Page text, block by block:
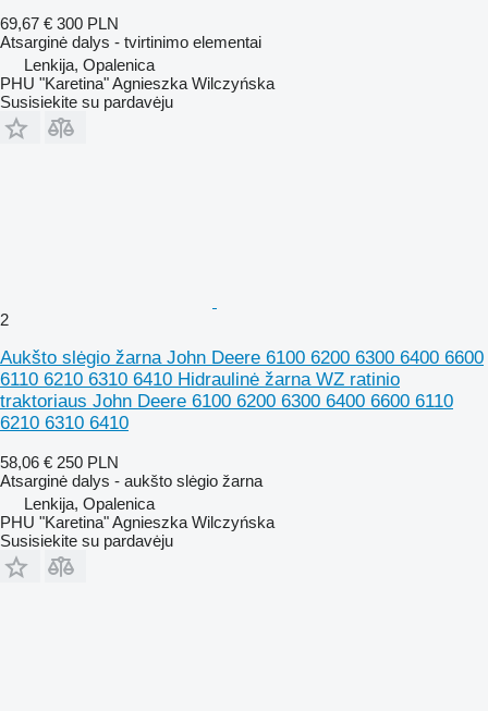
69,67 € 300 PLN
Atsarginė dalys - tvirtinimo elementai
Lenkija, Opalenica
PHU "Karetina" Agnieszka Wilczyńska
Susisiekite su pardavėju
2
Aukšto slėgio žarna John Deere 6100 6200 6300 6400 6600
6110 6210 6310 6410 Hidraulinė žarna WZ ratinio
traktoriaus John Deere 6100 6200 6300 6400 6600 6110
6210 6310 6410
58,06 € 250 PLN
Atsarginė dalys - aukšto slėgio žarna
Lenkija, Opalenica
PHU "Karetina" Agnieszka Wilczyńska
Susisiekite su pardavėju